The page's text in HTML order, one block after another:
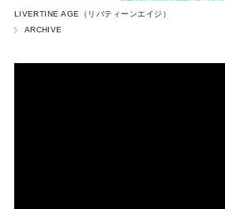
LIVERTINE AGE（リバティーンエイジ）
ARCHIVE